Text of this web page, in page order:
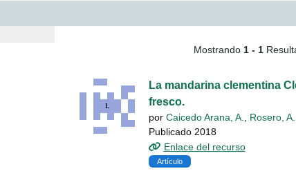
de búsqueda - Carrillo,
Mostrando 1 - 1
La mandarina clementina
fresco.
por Caicedo Arana, A., Rosero,
Publicado 2018
Enlace del recurso
Artículo